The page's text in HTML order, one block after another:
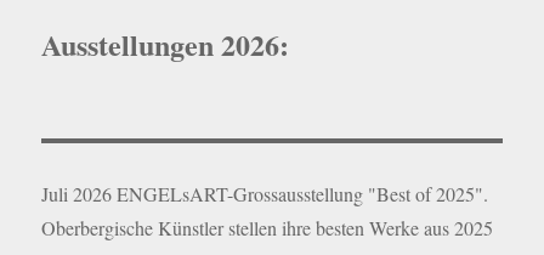
Ausstellungen 2026:
Juli 2026 ENGELsART-Grossausstellung "Best of 2025".
Oberbergische Künstler stellen ihre besten Werke aus 2025